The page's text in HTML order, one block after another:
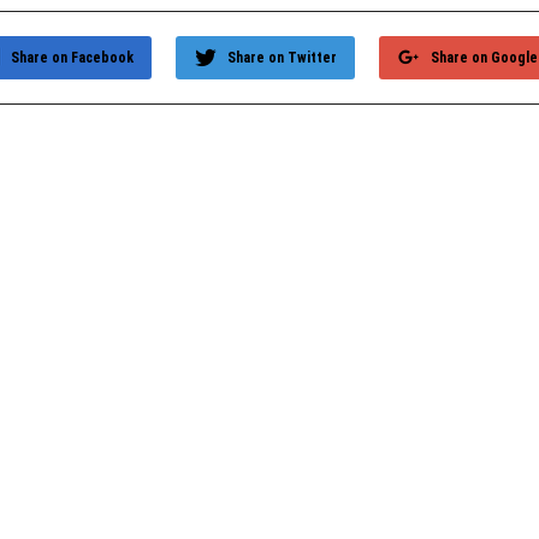
Share on
Share on Twitter
Share on Facebook